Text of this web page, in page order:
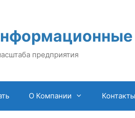
предприятия
О Компании Контакты